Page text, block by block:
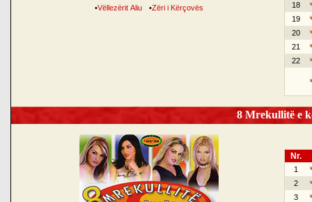
•Vëllezërit Aliu •Zëri i Kërçovës
18
19
20
21
22
8 Mrekullitë e
Nr.
1
2
3